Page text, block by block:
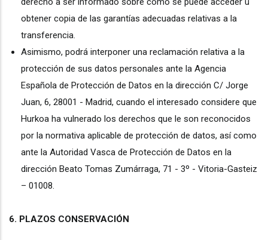
obtener copia de las garantías adecuadas relativas a la
transferencia.
Asimismo, podrá interponer una reclamación relativa a la
protección de sus datos personales ante la Agencia
Española de Protección de Datos en la dirección C/ Jorge
Juan, 6, 28001 - Madrid, cuando el interesado considere que
Hurkoa ha vulnerado los derechos que le son reconocidos
por la normativa aplicable de protección de datos, así como
ante la Autoridad Vasca de Protección de Datos en la
dirección Beato Tomas Zumárraga, 71 - 3º - Vitoria-Gasteiz
– 01008.
6. PLAZOS CONSERVACIÓN